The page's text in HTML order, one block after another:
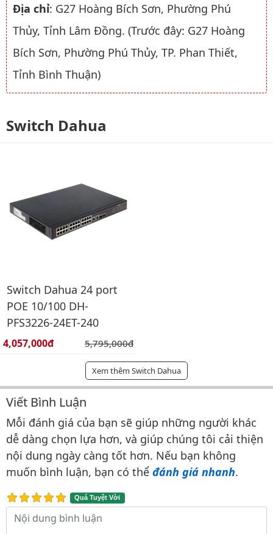
Địa chỉ: G27 Hoàng Bích Sơn, Phường Phú
Thủy, Tỉnh Lâm Đồng. (Trước đây: G27 Hoàng
Bích Sơn, Phường Phú Thủy, TP. Phan Thiết,
Tỉnh Bình Thuận)
Switch Dahua
Switch Dahua 24 port
POE 10/100 DH-
PFS3226-24ET-240
Giá bán:
4,057,000đ Giá gốc:
5,795,000đ
Xem thêm Switch Dahua
Bình luận & Đánh giá
Viết Bình Luận
Mỗi đánh giá của bạn sẽ giúp những người khác
dễ dàng chọn lựa hơn, và giúp chúng tôi cải thiện
nội dung ngày càng tốt hơn. Nếu bạn không
muốn bình luận, bạn có thể đánh giá nhanh.
Quá Tuyệt Vời
Nội dung bình luận